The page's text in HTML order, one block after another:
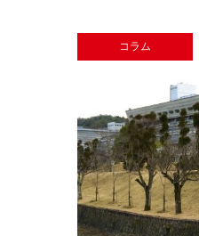
コラム